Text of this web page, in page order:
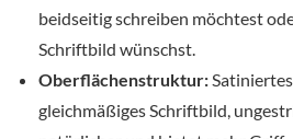
beidseitig schreiben möchtest
Schriftbild wünschst.
Oberflächenstruktur:
gleichmäßiges Schriftbild,